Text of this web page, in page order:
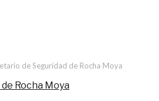
de Seguridad de Rocha Moya